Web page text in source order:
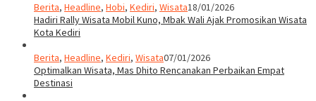
Berita, Headline, Hobi, Kediri, Wisata18/01/2026
Hadiri Rally Wisata Mobil Kuno, Mbak Wali Ajak Promosikan Wisata
Kota Kediri
Berita, Headline, Kediri, Wisata07/01/2026
Optimalkan Wisata, Mas Dhito Rencanakan Perbaikan Empat
Destinasi